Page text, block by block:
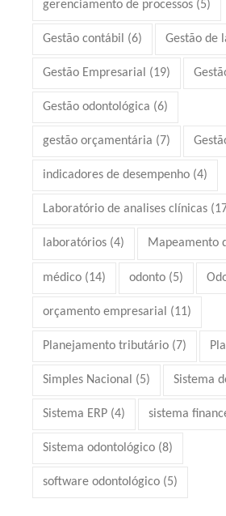
gerenciamento de processos (5)
Gestão contábil (6) Gestão de
Gestão Empresarial (19)
Gestão odontológica (6)
gestão orçamentária (7)
indicadores de desempenho (4)
Laboratório de analises clínicas
laboratórios (4) Mapeamento
médico (14) odonto (5)
orçamento empresarial (11)
Planejamento tributário (7)
Simples Nacional (5) Sistema
Sistema ERP (4) sistema
Sistema odontológico (8)
software odontológico (5)